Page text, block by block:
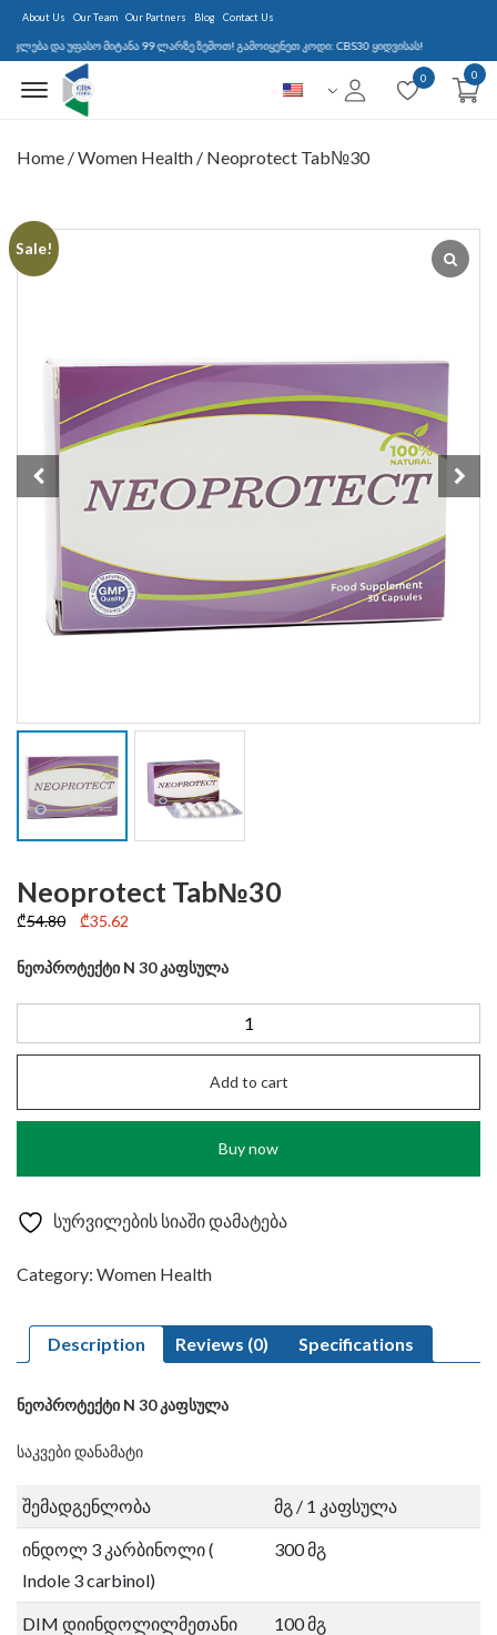
About Us Our Team Our Partners Blog Contact Us
და უფასო მიტანა 99 ლარზე ზემოთ! გამოიყენეთ კოდი: CBS30 ყიდვისას!
Menu Open 0 0
Home /Women Health / Neoprotect Tab№30
Sale!
Neoprotect Tab№30
₾54.80
Original
was:
₾54.80.
₾35.62
is:
₾35.62.
ნეოპროტექტი N 30 კაფსულა
Tab№30
Add to cart
Buy now
სურვილების სიაში დამატება
Category: Women Health
Description Reviews (0) Specifications
ნეოპროტექტი N 30 კაფსულა
საკვები დანამატი
შემადგენლობა მგ / 1 კაფსულა
ინდოლ 3 კარბინოლი (
Indole 3 carbinol)
300 მგ
DIM დიინდოლილმეთანი
100 მგ